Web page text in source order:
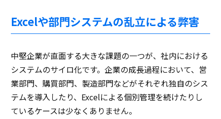
Excelや部門システムの乱立による弊害
中堅企業が直面する大きな課題の一つが、社内における
システムのサイロ化です。企業の成長過程において、営
業部門、購買部門、製造部門などがそれぞれ独自のシス
テムを導入したり、Excelによる個別管理を続けたりし
ているケースは少なくありません。